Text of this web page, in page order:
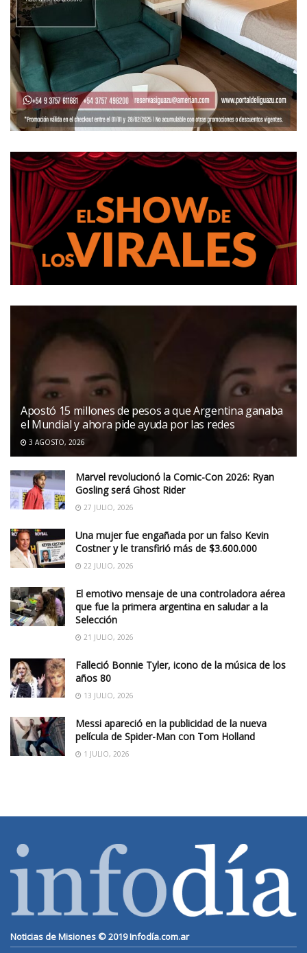
Apostó 15 millones de pesos a que Argentina ganaba
el Mundial y ahora pide ayuda por las redes
3 AGOSTO, 2026
Marvel revolucionó la Comic-Con 2026: Ryan
Gosling será Ghost Rider
27 JULIO, 2026
Una mujer fue engañada por un falso Kevin
Costner y le transfirió más de $3.600.000
22 JULIO, 2026
El emotivo mensaje de una controladora aérea
que fue la primera argentina en saludar a la
Selección
21 JULIO, 2026
Falleció Bonnie Tyler, icono de la música de los
años 80
13 JULIO, 2026
Messi apareció en la publicidad de la nueva
película de Spider-Man con Tom Holland
1 JULIO, 2026
Noticias de Misiones © 2019Infodía.com.ar